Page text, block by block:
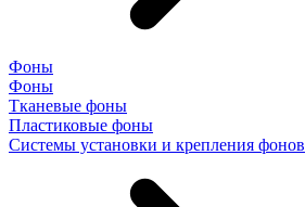
Фоны
Фоны
Тканевые фоны
Пластиковые фоны
Системы установки и крепления фонов